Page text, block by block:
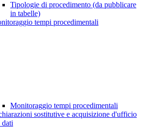
Tipologie di procedimento (da pubblicare
in tabelle)
tempi procedimentali
Monitoraggio tempi procedimentali
sostitutive e acquisizione d'ufficio
dati